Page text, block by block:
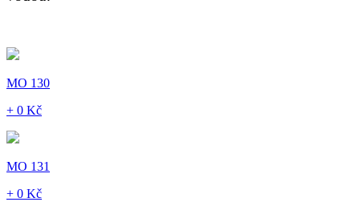
MO 130
+ 0 Kč
MO 131
+ 0 Kč